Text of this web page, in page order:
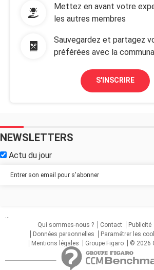
Mettez en avant votre
les autres membres
Sauvegardez et partagez
préférées avec la
S'INSCRIRE
NEWSLETTERS
Actu du jour
...
Qui sommes-nous ?
Contact Publicité
Données personnelles
Paramétrer les
Mentions légales
Groupe Figaro © 2026